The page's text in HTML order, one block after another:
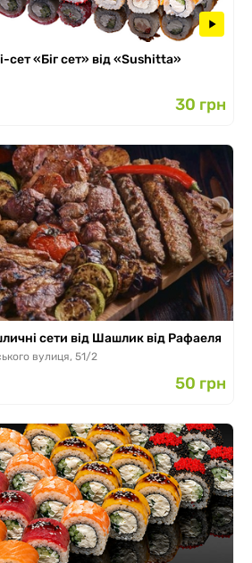
«Біг сет» від «Sushitta»
30 грн
сети від Шашлик від Рафаеля
вулиця, 51/2
50 грн